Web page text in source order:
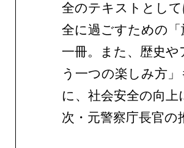
全のテキストとし
全に過ごすための
一冊。また、歴史
う一つの楽しみ方
に、社会安全の向
次・元警察庁長官